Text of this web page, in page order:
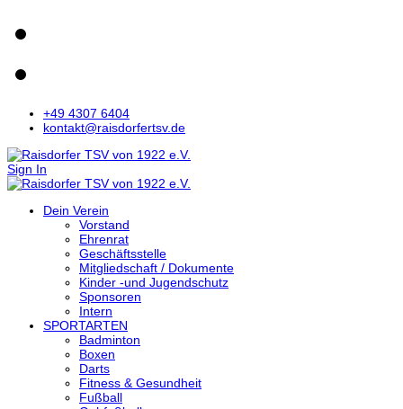
+49 4307 6404
kontakt@raisdorfertsv.de
Sign In
Dein Verein
Vorstand
Ehrenrat
Geschäftsstelle
Mitgliedschaft / Dokumente
Kinder -und Jugendschutz
Sponsoren
Intern
SPORTARTEN
Badminton
Boxen
Darts
Fitness & Gesundheit
Fußball